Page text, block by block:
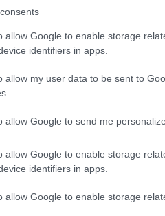
allow Google to enable storage
identifiers in apps.
allow my user data to be sent to
allow Google to send me
allow Google to enable storage
identifiers in apps.
allow Google to enable storage
prostore, s termovizijsko
dimnik, da so odstranili
nadaljnje